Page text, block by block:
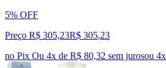
5% OFF
Preço R$ 305,23R$ 305,23
no Pix Ou 4x de R$ 80,32 sem jurosou 4